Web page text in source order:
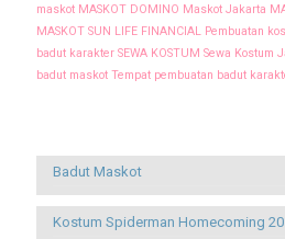
maskot MASKOT DOMINO Maskot Jakarta
MASKOT SUN LIFE FINANCIAL Pembuatan
badut karakter SEWA KOSTUM Sewa Kostum
badut maskot Tempat pembuatan badut
Badut Maskot
Kostum Spiderman Homecoming